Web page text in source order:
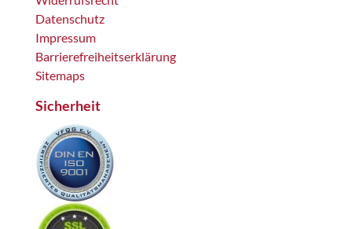
Datenschutz
Impressum
Barrierefreiheitserklärung
Sitemaps
Sicherheit